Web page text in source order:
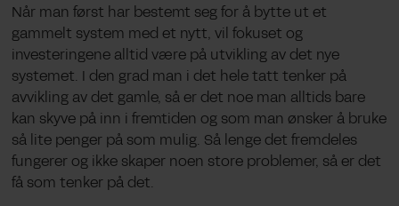
Når man først har bestemt seg for å bytte ut et
gammelt system med et nytt, vil fokuset og
investeringene alltid være på utvikling av det nye
systemet. I den grad man i det hele tatt tenker på
avvikling av det gamle, så er det noe man alltids bare
kan skyve på inn i fremtiden og som man ønsker å bruke
så lite penger på som mulig. Så lenge det fremdeles
fungerer og ikke skaper noen store problemer, så er det
få som tenker på det.